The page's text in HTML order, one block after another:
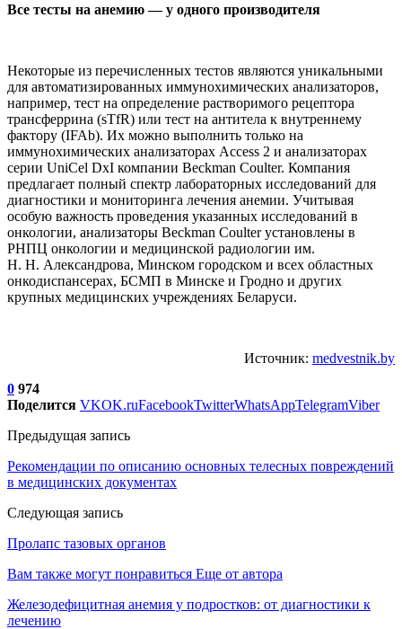
Все тесты на анемию — у одного производителя
Некоторые из перечисленных тестов являются уникальными
для автоматизированных иммунохимических анализаторов,
например, тест на определение растворимого рецептора
трансферрина (sTfR) или тест на антитела к внутреннему
фактору (IFAb). Их можно выполнить только на
иммунохимических анализаторах Access 2 и анализаторах
серии UniCel DxI компании Beckman Coulter. Компания
предлагает полный спектр лабораторных исследований для
диагностики и мониторинга лечения анемии. Учитывая
особую важность проведения указанных исследований в
онкологии, анализаторы Beckman Coulter установлены в
РНПЦ онкологии и медицинской радиологии им.
Н. Н. Александрова, Минском городском и всех областных
онкодиспансерах, БСМП в Минске и Гродно и других
крупных медицинских учреждениях Беларуси.
Источник: medvestnik.by
0 974
Поделится VKOK.ruFacebookTwitterWhatsAppTelegramViber
Предыдущая запись
Рекомендации по описанию основных телесных повреждений
в медицинских документах
Следующая запись
Пролапс тазовых органов
Вам также могут понравиться Еще от автора
Железодефицитная анемия у подростков: от диагностики к
лечению